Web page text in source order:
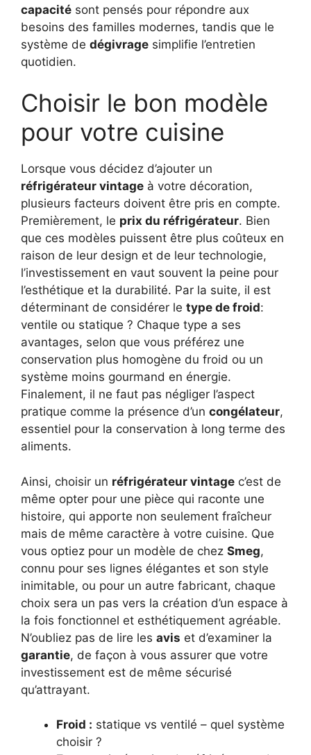
capacité sont pensés pour répondre aux
besoins des familles modernes, tandis que le
système de dégivrage simplifie l’entretien
quotidien.
Choisir le bon modèle
pour votre cuisine
Lorsque vous décidez d’ajouter un
réfrigérateur vintage à votre décoration,
plusieurs facteurs doivent être pris en compte.
Premièrement, le prix du réfrigérateur. Bien
que ces modèles puissent être plus coûteux en
raison de leur design et de leur technologie,
l’investissement en vaut souvent la peine pour
l’esthétique et la durabilité. Par la suite, il est
déterminant de considérer le type de froid:
ventile ou statique ? Chaque type a ses
avantages, selon que vous préférez une
conservation plus homogène du froid ou un
système moins gourmand en énergie.
Finalement, il ne faut pas négliger l’aspect
pratique comme la présence d’un congélateur,
essentiel pour la conservation à long terme des
aliments.
Ainsi, choisir un réfrigérateur vintage c’est de
même opter pour une pièce qui raconte une
histoire, qui apporte non seulement fraîcheur
mais de même caractère à votre cuisine. Que
vous optiez pour un modèle de chez Smeg,
connu pour ses lignes élégantes et son style
inimitable, ou pour un autre fabricant, chaque
choix sera un pas vers la création d’un espace à
la fois fonctionnel et esthétiquement agréable.
N’oubliez pas de lire les avis et d’examiner la
garantie, de façon à vous assurer que votre
investissement est de même sécurisé
qu’attrayant.
Froid : statique vs ventilé – quel système
choisir ?